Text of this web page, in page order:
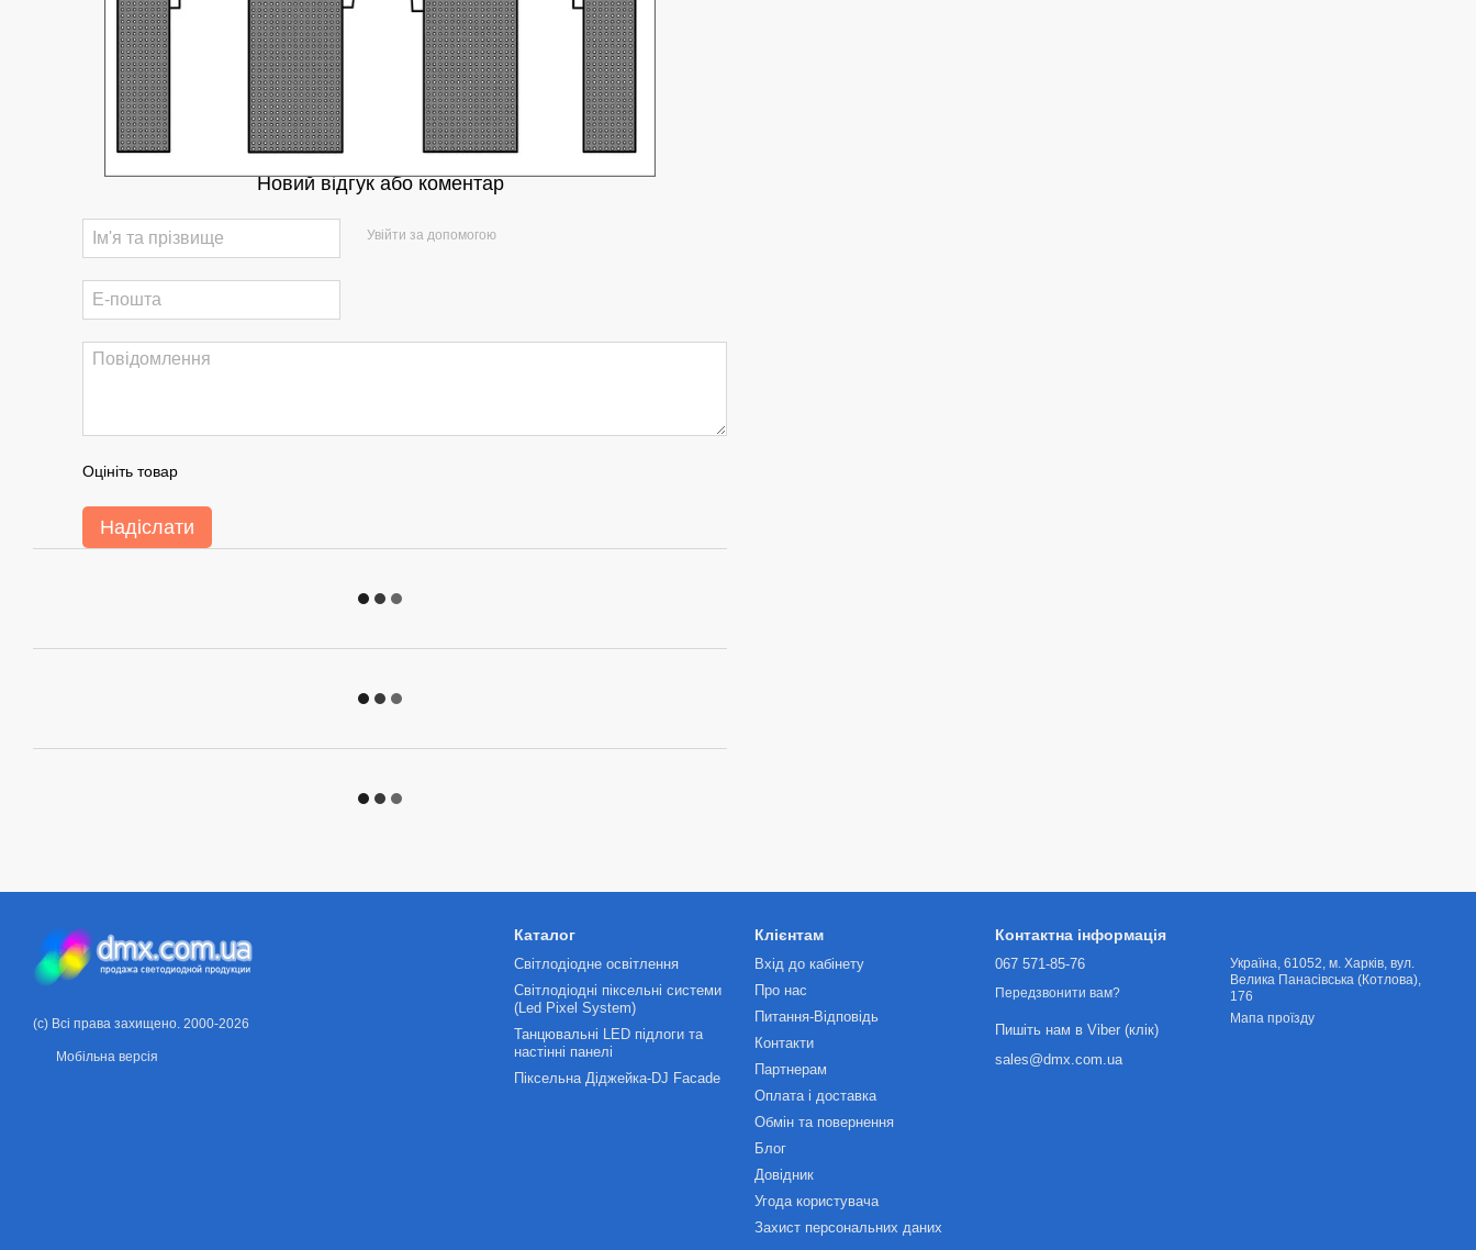
Новий відгук або коментар
Увійти за допомогою
Оцініть товар
Надіслати
(c) Всі права захищено. 2000-2026
Мобільна версія
Каталог
Світлодіодне освітлення
Світлодіодні піксельні системи
(Led Pixel System)
Танцювальні LED підлоги та
настінні панелі
Піксельна Діджейка-DJ Facade
Клієнтам
Вхід до кабінету
Про нас
Питання-Відповідь
Контакти
Партнерам
Оплата і доставка
Обмін та повернення
Блог
Довідник
Угода користувача
Захист персональних даних
Контактна інформація
067 571-85-76
Передзвонити вам?
Пишіть нам в Viber (клік)
sales@dmx.com.ua
Українa, 61052, м. Харків, вул.
Велика Панасівська (Котлова),
176
Мапа проїзду